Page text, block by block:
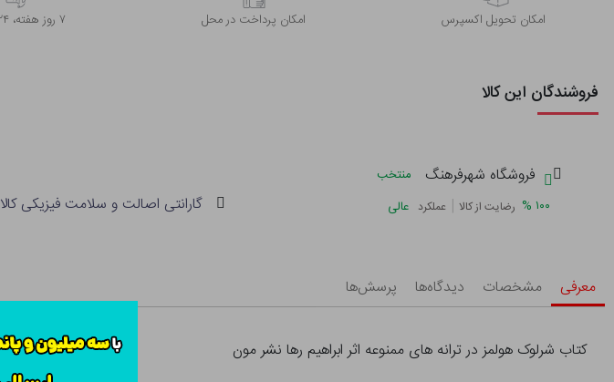
اﻣﮑﺎن ﺗﺤﻮﯾﻞ اﮐﺴﭙﺮس امکان پرداخت در محل ۷ روز ﻫﻔﺘﻪ، ۲۴ ﺳﺎﻋﺘﻪ
فروشندگان این کالا
فروشگاه شهرفرهنگ
منتخب
۱۰۰ % رضایت از کالا | عملکرد عالی گارانتی اصالت و سلامت فیزیکی کالا
معرفی مشخصات دیدگاه‌ها پرسش‌ها
کتاب شرلوک هولمز در ترانه های ممنوعه اثر ابراهیم رها نشر مون